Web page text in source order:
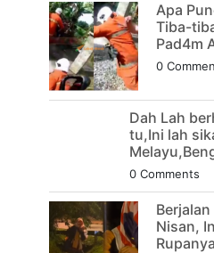
Apa
Tiba-
Pad4m
0
Dah Lah
tu,Ini lah
0 Comments
Nisan,